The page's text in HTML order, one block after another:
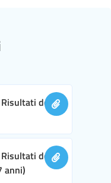
Risultati della
Risultati della
anni)